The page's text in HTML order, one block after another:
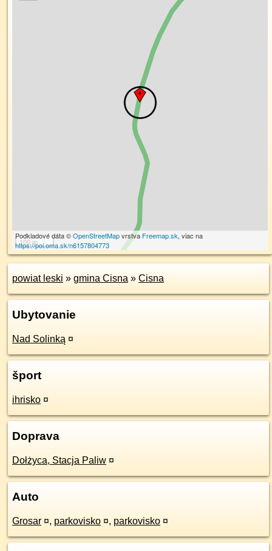
100 m
Podkladové dáta ©OpenStreetMapvrstva Freemap.sk, viac na
https://poi.oma.sk/n6157804773
powiat leski » gmina Cisna » Cisna
Ubytovanie
Nad Solinką ¤
šport
ihrisko ¤
Doprava
Dołżyca, Stacja Paliw ¤
Auto
Grosar ¤, parkovisko ¤, parkovisko ¤